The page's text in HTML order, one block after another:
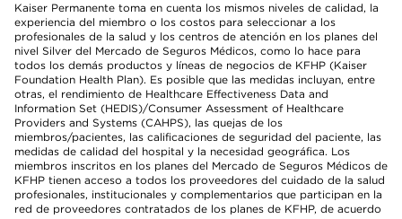
Kaiser Permanente toma en cuenta los mismos niveles de calidad, la
experiencia del miembro o los costos para seleccionar a los
profesionales de la salud y los centros de atención en los planes del
nivel Silver del Mercado de Seguros Médicos, como lo hace para
todos los demás productos y líneas de negocios de KFHP (Kaiser
Foundation Health Plan). Es posible que las medidas incluyan, entre
otras, el rendimiento de Healthcare Effectiveness Data and
Information Set (HEDIS)/Consumer Assessment of Healthcare
Providers and Systems (CAHPS), las quejas de los
miembros/pacientes, las calificaciones de seguridad del paciente, las
medidas de calidad del hospital y la necesidad geográfica. Los
miembros inscritos en los planes del Mercado de Seguros Médicos de
KFHP tienen acceso a todos los proveedores del cuidado de la salud
profesionales, institucionales y complementarios que participan en la
red de proveedores contratados de los planes de KFHP, de acuerdo